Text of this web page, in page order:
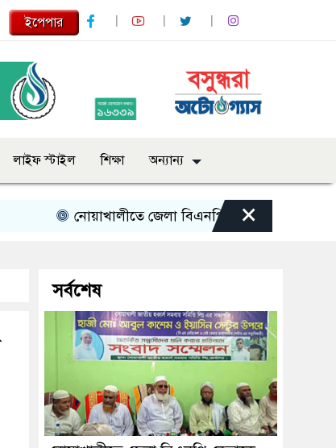
ইপেপার
লাইফ স্টাইল শিক্ষা অন্যান্য
নোয়াখালীতে জেলা বিএনপি নেতাকে লক্ষ্য করে গুলি
×
সর্বশেষ